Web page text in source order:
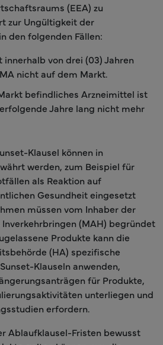
(EEA) zu
zur Ungültigkeit der
den folgenden Fällen:
von drei (03) Jahren
nicht auf dem Markt.
befindliches Arzneimittel ist
Jahre lang nicht mehr
Klausel können in
werden, zum Beispiel für
als Reaktion auf
Gesundheit eingesetzt
müssen vom Inhaber der
(MAH) begründet
Produkte kann die
(HA) spezifische
Klauseln anwenden,
für Produkte,
unterliegen und
erfordern.
Ablaufklausel-Fristen bewusst